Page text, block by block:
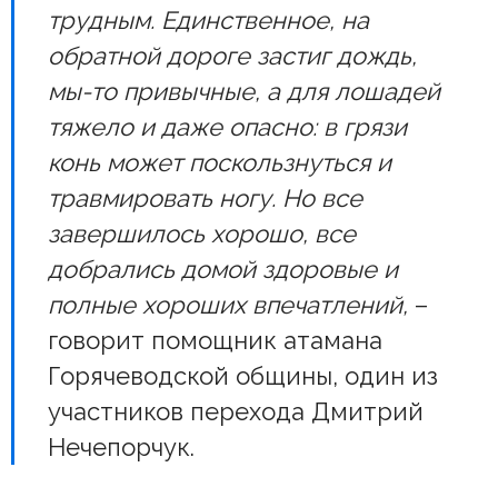
трудным. Единственное, на
обратной дороге застиг дождь,
мы-то привычные, а для лошадей
тяжело и даже опасно: в грязи
конь может поскользнуться и
травмировать ногу. Но все
завершилось хорошо, все
добрались домой здоровые и
полные хороших впечатлений, –
говорит помощник атамана
Горячеводской общины, один из
участников перехода Дмитрий
Нечепорчук.